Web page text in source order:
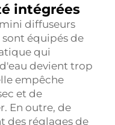
intégrées
diffuseurs
équipés de
qui
devient trop
empêche
et de
En outre, de
des réglages de